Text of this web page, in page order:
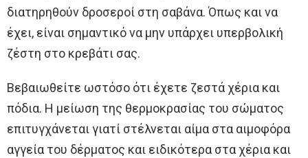
διατηρηθούν δροσεροί στη σαβάνα. Όπως και να
έχει, είναι σημαντικό να μην υπάρχει υπερβολική
ζέστη στο κρεβάτι σας.
Βεβαιωθείτε ωστόσο ότι έχετε ζεστά χέρια και
πόδια. Η μείωση της θερμοκρασίας του σώματος
επιτυγχάνεται γιατί στέλνεται αίμα στα αιμοφόρα
αγγεία του δέρματος και ειδικότερα στα χέρια και